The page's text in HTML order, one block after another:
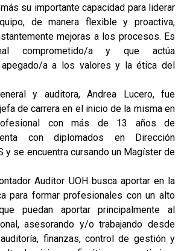
su importante capacidad para liderar
de manera flexible y proactiva,
mejoras a los procesos. Es
comprometido/a y que actúa
apegado/a a los valores y la ética del
y auditora, Andrea Lucero, fue
de carrera en el inicio de la misma en
con más de 13 años de
con diplomados en Dirección
y se encuentra cursando un Magíster de
Auditor UOH busca aportar en la
para formar profesionales con un alto
puedan aportar principalmente al
asesorando y/o trabajando desde
finanzas, control de gestión y